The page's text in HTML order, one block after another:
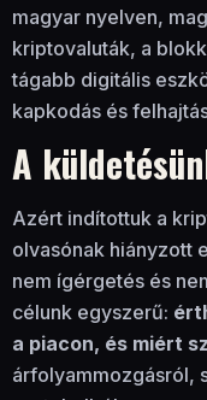
magyar nyelven,
kriptovaluták, a
tágabb digitális
kapkodás és
A
Azért indítottuk a
olvasónak hiányzott
nem ígérgetés és
célunk egyszerű:
a piacon, és miért
árfolyammozgásról,